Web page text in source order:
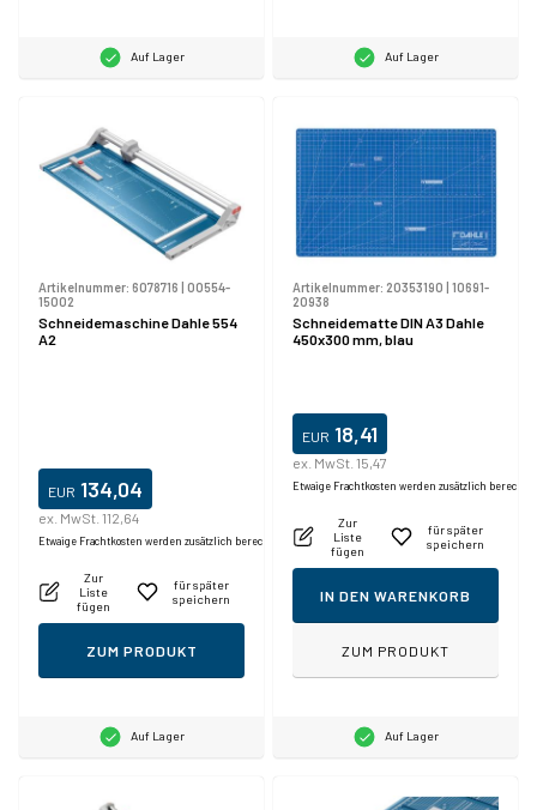
Auf Lager Auf Lager
Artikelnummer: 6078716
00554-
15002
Schneidemaschine Dahle 554
A2
EUR 134,04
ex. MwSt. 112,64
Etwaige Frachtkosten werden zusätzlich berechnet.
Zur
Liste
fügen
für später
speichern
ZUM PRODUKT
Auf Lager
Artikelnummer: 20353190
10691-
20938
Schneidematte DIN A3 Dahle
450x300 mm, blau
EUR 18,41
ex. MwSt. 15,47
Etwaige Frachtkosten werden zusätzlich
Zur
Liste
fügen
für später
speichern
IN DEN WARENKORB
ZUM PRODUKT
Auf Lager